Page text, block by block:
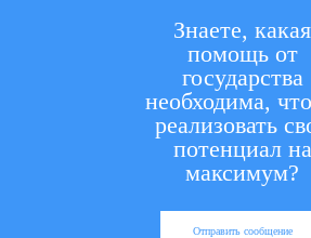
Знаете, какая
помощь от
государства
необходима,
реализовать
потенциал на
максимум?
Отправить сообщение